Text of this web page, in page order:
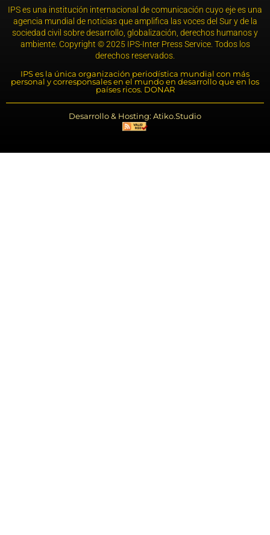
IPS es una institución internacional de comunicación cuyo eje es una
agencia mundial de noticias que amplifica las voces del Sur y de la
sociedad civil sobre desarrollo, globalización, derechos humanos y
ambiente. Copyright © 2025 IPS-Inter Press Service. Todos los
derechos reservados.
IPS es la única organización periodística mundial con más
personal y corresponsales en el mundo en desarrollo que en los
países ricos. DONAR
Desarrollo & Hosting: Atiko.Studio